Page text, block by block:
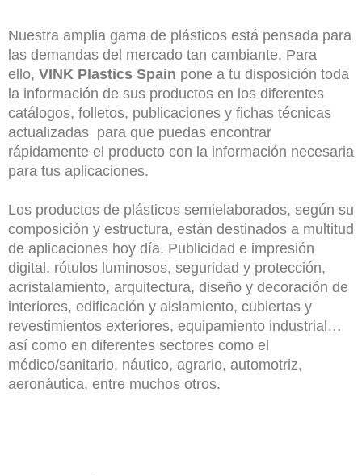
Nuestra amplia gama de plásticos está pensada para
las demandas del mercado tan cambiante. Para
ello, VINK Plastics Spain pone a tu disposición toda
la información de sus productos en los diferentes
catálogos, folletos, publicaciones y fichas técnicas
actualizadas para que puedas encontrar
rápidamente el producto con la información necesaria
para tus aplicaciones.
Los productos de plásticos semielaborados, según su
composición y estructura, están destinados a multitud
de aplicaciones hoy día. Publicidad e impresión
digital, rótulos luminosos, seguridad y protección,
acristalamiento, arquitectura, diseño y decoración de
interiores, edificación y aislamiento, cubiertas y
revestimientos exteriores, equipamiento industrial…
así como en diferentes sectores como el
médico/sanitario, náutico, agrario, automotriz,
aeronáutica, entre muchos otros.